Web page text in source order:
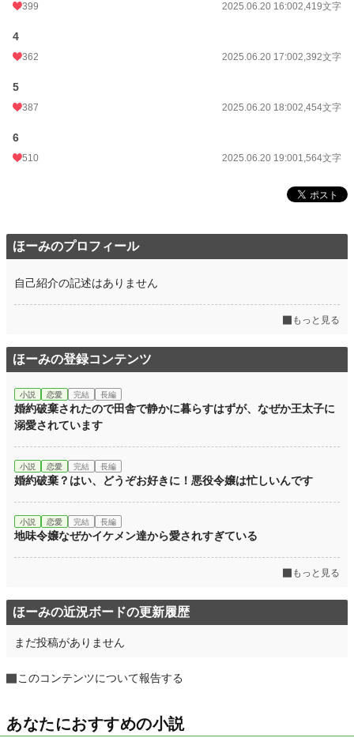
初回公開日時
年間ポイント
399 2025.06.20 16:002,419文字
4
362 2025.06.20 17:002,392文字
5
387 2025.06.20 18:002,454文字
6
510 2025.06.20 19:001,564文字
ほーみのプロフィール
自己紹介の記述はありません
もっと見る
ほーみの登録コンテンツ
小説 恋愛 完結 長編
婚約破棄されたので田舎で静かに暮らすはずが、なぜか王太子に
溺愛されています
小説 恋愛 完結 長編
婚約破棄？はい、どうぞお好きに！悪役令嬢は忙しいんです
小説 恋愛 完結 長編
地味令嬢なぜかイケメン達から愛されすぎている
もっと見る
ほーみの近況ボードの更新履歴
まだ投稿がありません
このコンテンツについて報告する
あなたにおすすめの小説